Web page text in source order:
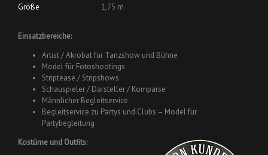
Größe
1,75 m
Einsatzbereiche:
Artist / Akrobat für Tanzshow und Bühne
Model für Fotoshootings
Striptease / Stripshows
Schauspieler / Darsteller / Komparse
Männlicher Begleitservice
Begleitservice zu Partys und Clubs – Model für
Partybegleitung
Kostüme und Outfits: